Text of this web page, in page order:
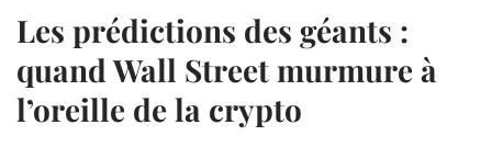
Les prédictions des géants :
quandWall Streetmurmure à
l’oreille de la crypto